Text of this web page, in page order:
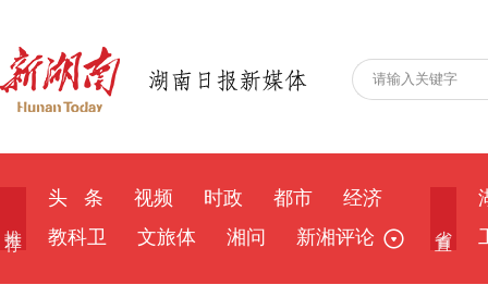
头 条 视频 时政 都市
经济
教科卫
文旅体 湘问 新湘评论